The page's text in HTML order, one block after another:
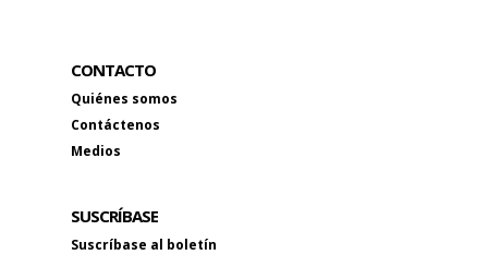
CONTACTO
Quiénes somos
Contáctenos
Medios
SUSCRÍBASE
Suscríbase al boletín